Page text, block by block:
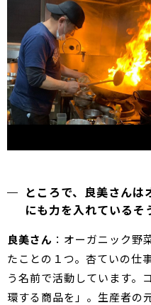
ところで、良美さん
にも力を入れているそ
良美さん ：オーガニック野
たことの１つ。杏ていの仕
う名前で活動しています。
環する商品を」。生産者の